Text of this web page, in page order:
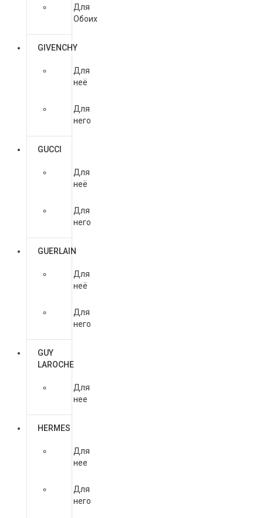
Для
Обоих
GIVENCHY
Для
неё
Для
него
GUCCI
Для
неё
Для
него
GUERLAIN
Для
неё
Для
него
GUY
LAROCHE
Для
нее
HERMES
Для
нее
Для
него